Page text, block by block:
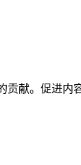
贡献。促进内